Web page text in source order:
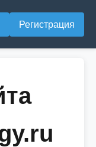
Регистрация